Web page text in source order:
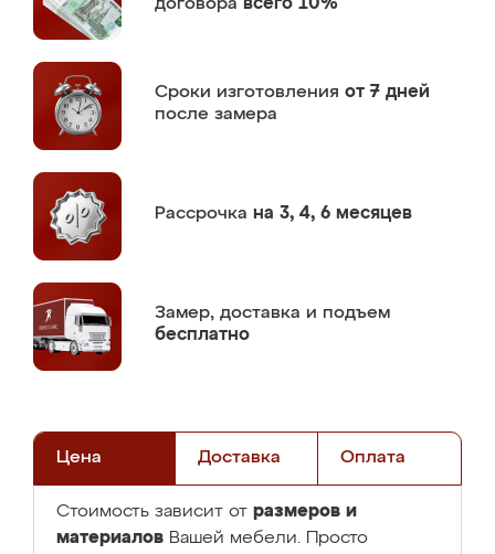
договора всего 10%
Сроки изготовления от 7 дней
после замера
Рассрочка на 3, 4, 6 месяцев
Замер, доставка и подъем
бесплатно
Цена Доставка Оплата
Стоимость зависит от размеров и
материалов Вашей мебели. Просто